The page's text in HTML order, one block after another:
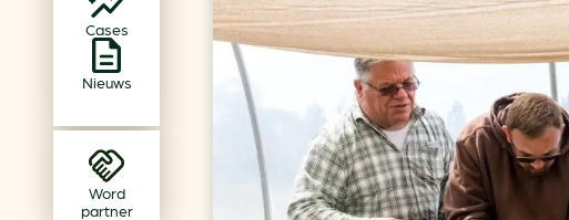
Cases
Nieuws
Word
partner
Achtergrond klimaatverandering
Beprijzing van CO2
Ondernemen zonder aardgas
Verduurzamen bedrijventerrein
Klimaattransitie op wijkniveau